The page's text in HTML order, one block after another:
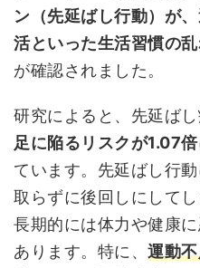
ン（先延ばし行動）が
活といった生活習慣の
が確認されました。
研究によると、先延ば
足に陥るリスクが1.07倍
ています。先延ばし行
取らずに後回しにして
長期的には体力や健康
あります。特に、運動